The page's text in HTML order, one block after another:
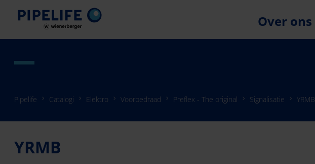
Over ons
Pipelife Catalogi Elektro Voorbedraad Preflex - The original Signalisatie YRMB
YRMB